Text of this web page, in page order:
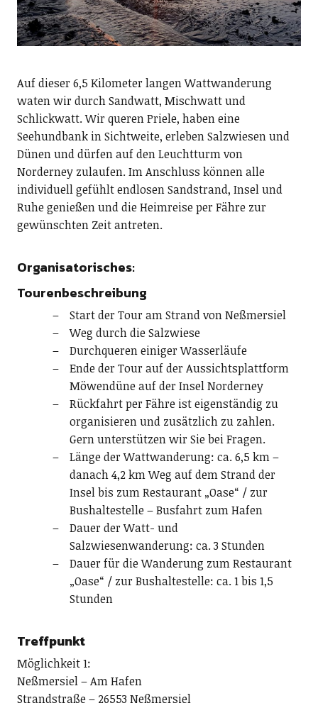
Auf dieser 6,5 Kilometer langen Wattwanderung
waten wir durch Sandwatt, Mischwatt und
Schlickwatt. Wir queren Priele, haben eine
Seehundbank in Sichtweite, erleben Salzwiesen und
Dünen und dürfen auf den Leuchtturm von
Norderney zulaufen. Im Anschluss können alle
individuell gefühlt endlosen Sandstrand, Insel und
Ruhe genießen und die Heimreise per Fähre zur
gewünschten Zeit antreten.
Organisatorisches:
Tourenbeschreibung
Start der Tour am Strand von Neßmersiel
Weg durch die Salzwiese
Durchqueren einiger Wasserläufe
Ende der Tour auf der Aussichtsplattform
Möwendüne auf der Insel Norderney
Rückfahrt per Fähre ist eigenständig zu
organisieren und zusätzlich zu zahlen.
Gern unterstützen wir Sie bei Fragen.
Länge der Wattwanderung: ca. 6,5 km –
danach 4,2 km Weg auf dem Strand der
Insel bis zum Restaurant „Oase“ / zur
Bushaltestelle – Busfahrt zum Hafen
Dauer der Watt- und
Salzwiesenwanderung: ca. 3 Stunden
Dauer für die Wanderung zum Restaurant
„Oase“ / zur Bushaltestelle: ca. 1 bis 1,5
Stunden
Treffpunkt
Möglichkeit 1:
Neßmersiel – Am Hafen
Strandstraße – 26553 Neßmersiel